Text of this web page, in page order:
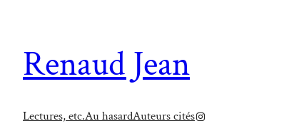
contenu
Renaud Jean
Lectures, etc.Au hasardAuteurs citésInstagram